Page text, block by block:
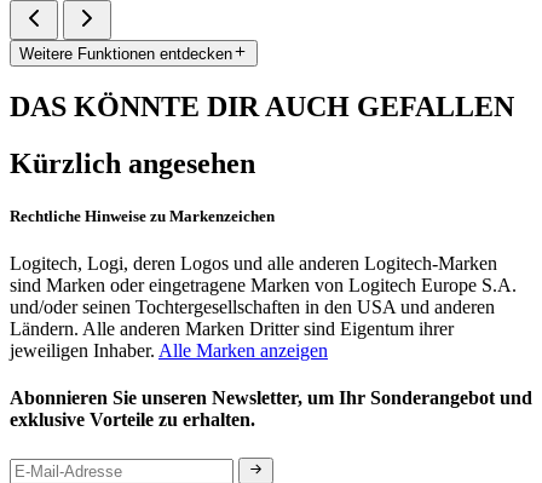
Weitere Funktionen entdecken
DAS KÖNNTE DIR AUCH GEFALLEN
Kürzlich angesehen
Rechtliche Hinweise zu Markenzeichen
Logitech, Logi, deren Logos und alle anderen Logitech-Marken
sind Marken oder eingetragene Marken von Logitech Europe S.A.
und/oder seinen Tochtergesellschaften in den USA und anderen
Ländern. Alle anderen Marken Dritter sind Eigentum ihrer
jeweiligen Inhaber. Alle Marken anzeigen
Abonnieren Sie unseren Newsletter, um Ihr Sonderangebot und
exklusive Vorteile zu erhalten.